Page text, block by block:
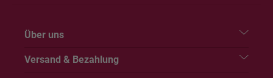
Über uns
Versand & Bezahlung